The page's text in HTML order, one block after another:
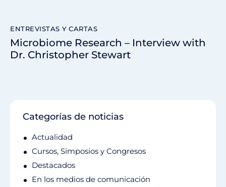
ENTREVISTAS Y CARTAS
Microbiome Research – Interview with
Dr. Christopher Stewart
Categorías de noticias
Actualidad
Cursos, Simposios y Congresos
Destacados
En los medios de comunicación